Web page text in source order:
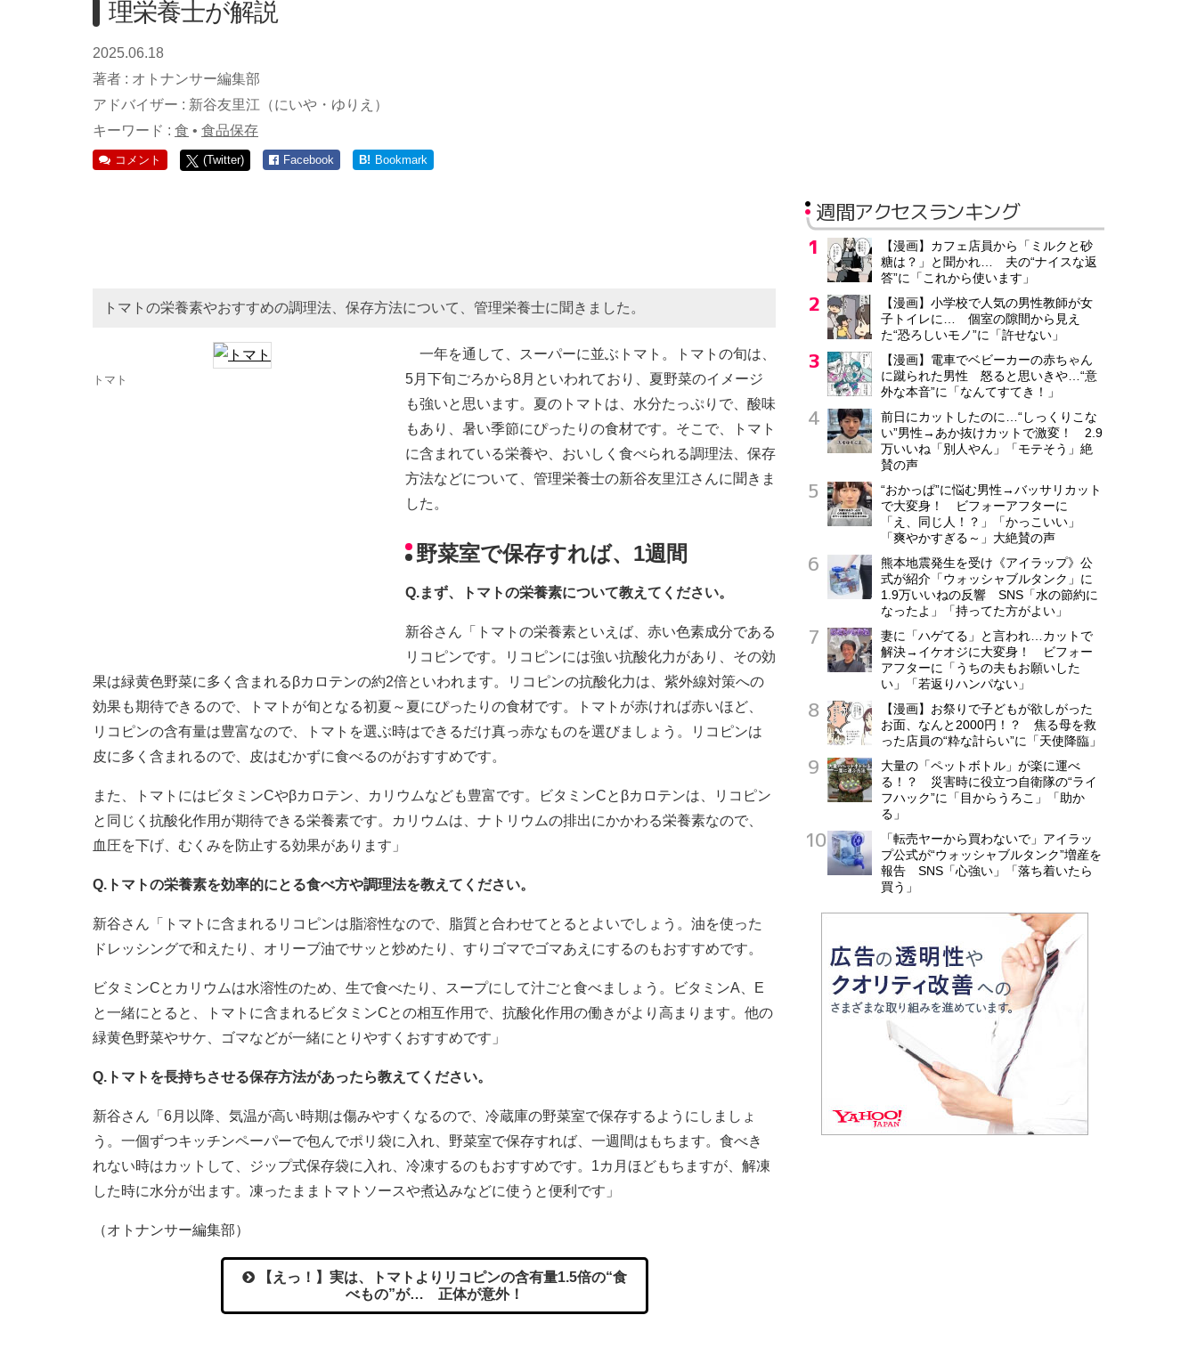
理栄養士が解説
2025.06.18
著者 : オトナンサー編集部
アドバイザー : 新谷友里江（にいや・ゆりえ）
キーワード : 食 • 食品保存
コメント (Twitter) Facebook B! Bookmark
トマトの栄養素やおすすめの調理法、保存方法について、管理栄養士に聞きました。
トマト
一年を通して、スーパーに並ぶトマト。トマトの旬は、
5月下旬ごろから8月といわれており、夏野菜のイメージ
も強いと思います。夏のトマトは、水分たっぷりで、酸味
もあり、暑い季節にぴったりの食材です。そこで、トマト
に含まれている栄養や、おいしく食べられる調理法、保存
方法などについて、管理栄養士の新谷友里江さんに聞きま
した。
野菜室で保存すれば、1週間
Q.まず、トマトの栄養素について教えてください。
新谷さん「トマトの栄養素といえば、赤い色素成分である
リコピンです。リコピンには強い抗酸化力があり、その効
果は緑黄色野菜に多く含まれるβカロテンの約2倍といわれます。リコピンの抗酸化力は、紫外線対策への
効果も期待できるので、トマトが旬となる初夏～夏にぴったりの食材です。トマトが赤ければ赤いほど、
リコピンの含有量は豊富なので、トマトを選ぶ時はできるだけ真っ赤なものを選びましょう。リコピンは
皮に多く含まれるので、皮はむかずに食べるのがおすすめです。
また、トマトにはビタミンCやβカロテン、カリウムなども豊富です。ビタミンCとβカロテンは、リコピン
と同じく抗酸化作用が期待できる栄養素です。カリウムは、ナトリウムの排出にかかわる栄養素なので、
血圧を下げ、むくみを防止する効果があります」
Q.トマトの栄養素を効率的にとる食べ方や調理法を教えてください。
新谷さん「トマトに含まれるリコピンは脂溶性なので、脂質と合わせてとるとよいでしょう。油を使った
ドレッシングで和えたり、オリーブ油でサッと炒めたり、すりゴマでゴマあえにするのもおすすめです。
ビタミンCとカリウムは水溶性のため、生で食べたり、スープにして汁ごと食べましょう。ビタミンA、E
と一緒にとると、トマトに含まれるビタミンCとの相互作用で、抗酸化作用の働きがより高まります。他の
緑黄色野菜やサケ、ゴマなどが一緒にとりやすくおすすめです」
Q.トマトを長持ちさせる保存方法があったら教えてください。
新谷さん「6月以降、気温が高い時期は傷みやすくなるので、冷蔵庫の野菜室で保存するようにしましょ
う。一個ずつキッチンペーパーで包んでポリ袋に入れ、野菜室で保存すれば、一週間はもちます。食べき
れない時はカットして、ジップ式保存袋に入れ、冷凍するのもおすすめです。1カ月ほどもちますが、解凍
した時に水分が出ます。凍ったままトマトソースや煮込みなどに使うと便利です」
（オトナンサー編集部）
【えっ！】実は、トマトよりリコピンの含有量1.5倍の“食
べもの”が… 正体が意外！
週間アクセスランキング
【漫画】カフェ店員から「ミルクと砂
糖は？」と聞かれ… 夫の“ナイスな返
答”に「これから使います」
【漫画】小学校で人気の男性教師が女
子トイレに… 個室の隙間から見え
た“恐ろしいモノ”に「許せない」
【漫画】電車でベビーカーの赤ちゃん
に蹴られた男性 怒ると思いきや…“意
外な本音”に「なんてすてき！」
前日にカットしたのに…“しっくりこな
い”男性→あか抜けカットで激変！ 2.9
万いいね「別人やん」「モテそう」絶
賛の声
“おかっぱ”に悩む男性→バッサリカット
で大変身！ ビフォーアフターに
「え、同じ人！？」「かっこいい」
「爽やかすぎる～」大絶賛の声
熊本地震発生を受け《アイラップ》公
式が紹介「ウォッシャブルタンク」に
1.9万いいねの反響 SNS「水の節約に
なったよ」「持ってた方がよい」
妻に「ハゲてる」と言われ…カットで
解決→イケオジに大変身！ ビフォー
アフターに「うちの夫もお願いした
い」「若返りハンパない」
【漫画】お祭りで子どもが欲しがった
お面、なんと2000円！？ 焦る母を救
った店員の“粋な計らい”に「天使降臨」
大量の「ペットボトル」が楽に運べ
る！？ 災害時に役立つ自衛隊の“ライ
フハック”に「目からうろこ」「助か
る」
「転売ヤーから買わないで」アイラッ
プ公式が“ウォッシャブルタンク”増産を
報告 SNS「心強い」「落ち着いたら
買う」